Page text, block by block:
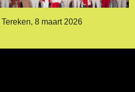
8 maart 2026